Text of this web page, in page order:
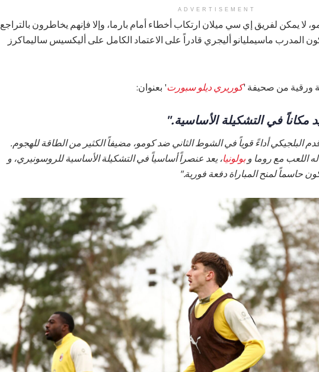
ADVERTISEMENT
لا يمكن لفريق إي سي ميلان ارتكاب أخطاء أمام بارما، وإلا فإنهم يخاطرون بالتراجع
المدرب ماسيمليانو أليجري قادراً على الاعتماد الكامل على أليكسيس ساليماكرز
ورقية من صحيفة 'كوريري ديلو سبورت' بعنوان:
مكاناً في التشكيلة الأساسية."
البلجيكي أداءً قوياً في الشوط الثاني ضد كومو، مضيفاً الكثير من الطاقة للهجوم.
اللعب مع روما و بولونيا، يعد عنصراً أساسياً في التشكيلة الأساسية للروسونيري، و
حاسماً لمنح المباراة دفعة فورية."